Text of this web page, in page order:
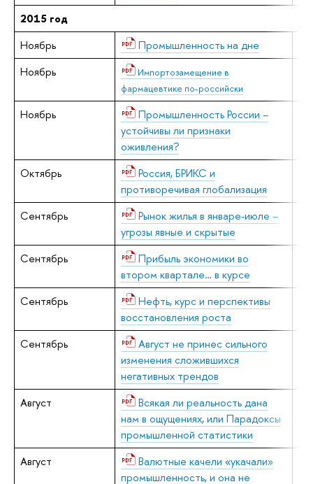
2015 год
Ноябрь
Промышленность на дне
Ноябрь
Импортозамещение в
фармацевтике по-российски
Ноябрь
Промышленность России –
устойчивы ли признаки
оживления?
Октябрь
Россия, БРИКС и
противоречивая глобализация
Сентябрь
Рынок жилья в январе-июле –
угрозы явные и скрытые
Сентябрь
Прибыль экономики во
втором квартале… в курсе
Сентябрь
Нефть, курс и перспективы
восстановления роста
Сентябрь
Август не принес сильного
изменения сложившихся
негативных трендов
Август
Всякая ли реальность дана
нам в ощущениях, или Парадоксы
промышленной статистики
Август
Валютные качели «укачали»
промышленность, и она не